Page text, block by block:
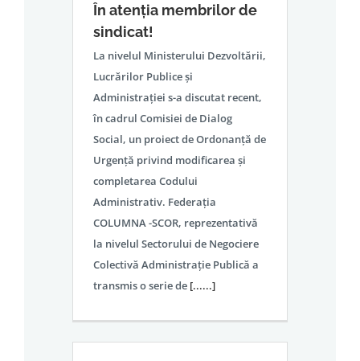
În atenția membrilor de
sindicat!
La nivelul Ministerului Dezvoltării,
Lucrărilor Publice și
Administrației s-a discutat recent,
în cadrul Comisiei de Dialog
Social, un proiect de Ordonanță de
Urgență privind modificarea și
completarea Codului
Administrativ. Federația
COLUMNA -SCOR, reprezentativă
la nivelul Sectorului de Negociere
Colectivă Administrație Publică a
transmis o serie de [......]